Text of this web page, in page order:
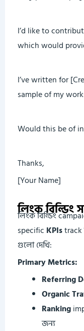
I’d like to
which would
I’ve written for
sample of my
Would this be of
Thanks,
[Your Name]
লিংক বিল্ডিং
লিংক বিল্ডিং
specific KPIstrack
গুলো দেখি:
Primary Metrics:
Referring
Organic
Ranking
জন্য